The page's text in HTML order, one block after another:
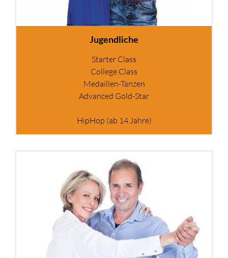
Jugendliche
Starter Class
College Class
Medaillen-Tanzen
Advanced Gold-Star
HipHop (ab 14 Jahre)